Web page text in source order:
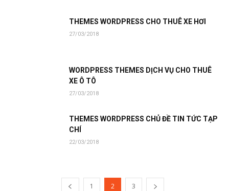
THEMES WORDPRESS CHO THUÊ XE HƠI
27/03/2018
WORDPRESS THEMES DỊCH VỤ CHO THUÊ
XE Ô TÔ
27/03/2018
THEMES WORDPRESS CHỦ ĐỀ TIN TỨC TẠP
CHÍ
22/03/2018
1 2 3